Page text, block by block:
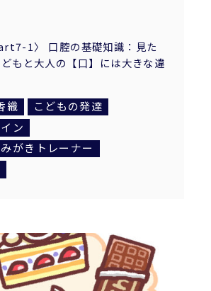
1〉 口腔の基礎知識：見た
もと大人の【口】には大きな違
織
こどもの発達
ン
がきトレーナー